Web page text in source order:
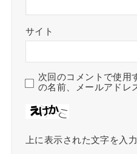
サイト
次回のコメントで使用
の名前、メールアドレ
上に表示された文字を入